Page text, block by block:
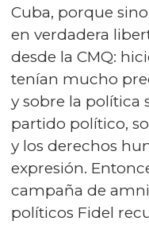
Cuba, porque
en verdadera
desde la CMQ:
tenían mucho
y sobre la política
partido político,
y los derechos
expresión.
campaña de
políticos Fidel